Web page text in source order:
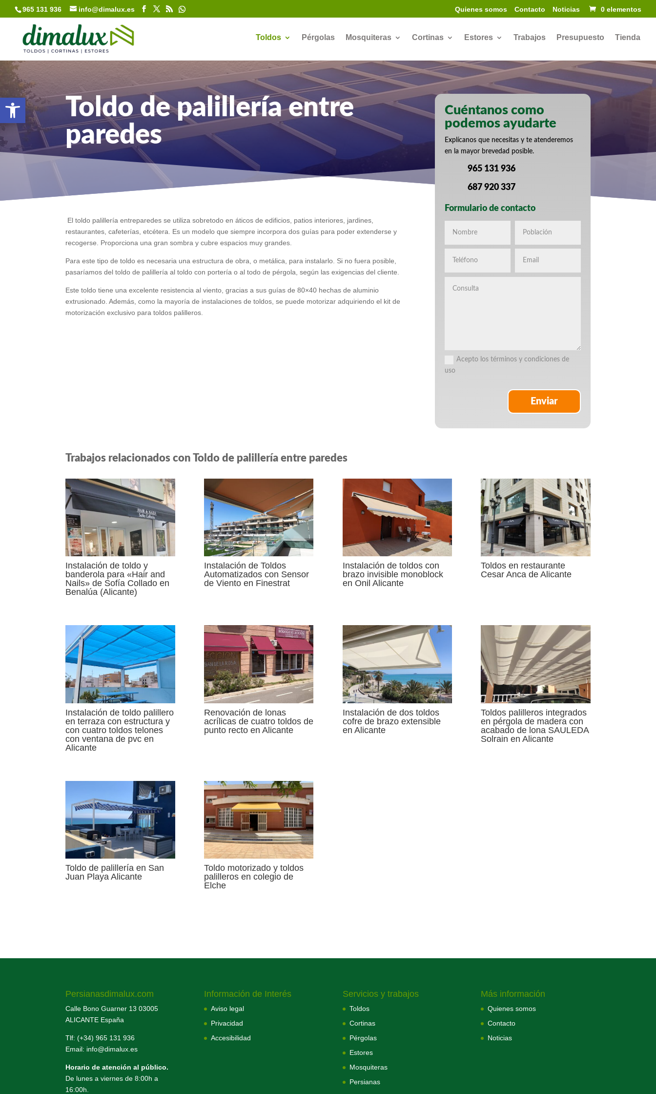
965 131 936 info@dimalux.es Quienes somos Contacto Noticias 0 elementos
Toldos Pérgolas Mosquiteras Cortinas Estores Trabajos Presupuesto Tienda
Toldo de palillería entre
paredes
El toldo palillería entreparedes se utiliza sobretodo en áticos de edificios, patios interiores, jardines,
restaurantes, cafeterías, etcétera. Es un modelo que siempre incorpora dos guías para poder extenderse y
recogerse. Proporciona una gran sombra y cubre espacios muy grandes.
Para este tipo de toldo es necesaria una estructura de obra, o metálica, para instalarlo. Si no fuera posible,
pasaríamos del toldo de palillería al toldo con portería o al todo de pérgola, según las exigencias del cliente.
Este toldo tiene una excelente resistencia al viento, gracias a sus guías de 80×40 hechas de aluminio
extrusionado. Además, como la mayoría de instalaciones de toldos, se puede motorizar adquiriendo el kit de
motorización exclusivo para toldos palilleros.
Cuéntanos como
podemos ayudarte
Explícanos que necesitas y te atenderemos
en la mayor brevedad posible.
965 131 936
687 920 337
Formulario de contacto
Acepto los términos y condiciones de
uso
Enviar
Trabajos relacionados con Toldo de palillería entre paredes
Instalación de toldo y
banderola para «Hair and
Nails» de Sofía Collado en
Benalúa (Alicante)
Instalación de Toldos
Automatizados con Sensor
de Viento en Finestrat
Instalación de toldos con
brazo invisible monoblock
en Onil Alicante
Toldos en restaurante
Cesar Anca de Alicante
Instalación de toldo palillero
en terraza con estructura y
con cuatro toldos telones
con ventana de pvc en
Alicante
Renovación de lonas
acrílicas de cuatro toldos de
punto recto en Alicante
Instalación de dos toldos
cofre de brazo extensible
en Alicante
Toldos palilleros integrados
en pérgola de madera con
acabado de lona SAULEDA
Solrain en Alicante
Toldo de palillería en San
Juan Playa Alicante
Toldo motorizado y toldos
palilleros en colegio de
Elche
Persianasdimalux.com
Calle Bono Guarner 13 03005
ALICANTE España
Tlf: (+34) 965 131 936
Email: info@dimalux.es
Horario de atención al público.
De lunes a viernes de 8:00h a
16:00h.
Información de Interés
Aviso legal
Privacidad
Accesibilidad
Servicios y trabajos
Toldos
Cortinas
Pérgolas
Estores
Mosquiteras
Persianas
Más información
Quienes somos
Contacto
Noticias
Abrir barra de herramientas